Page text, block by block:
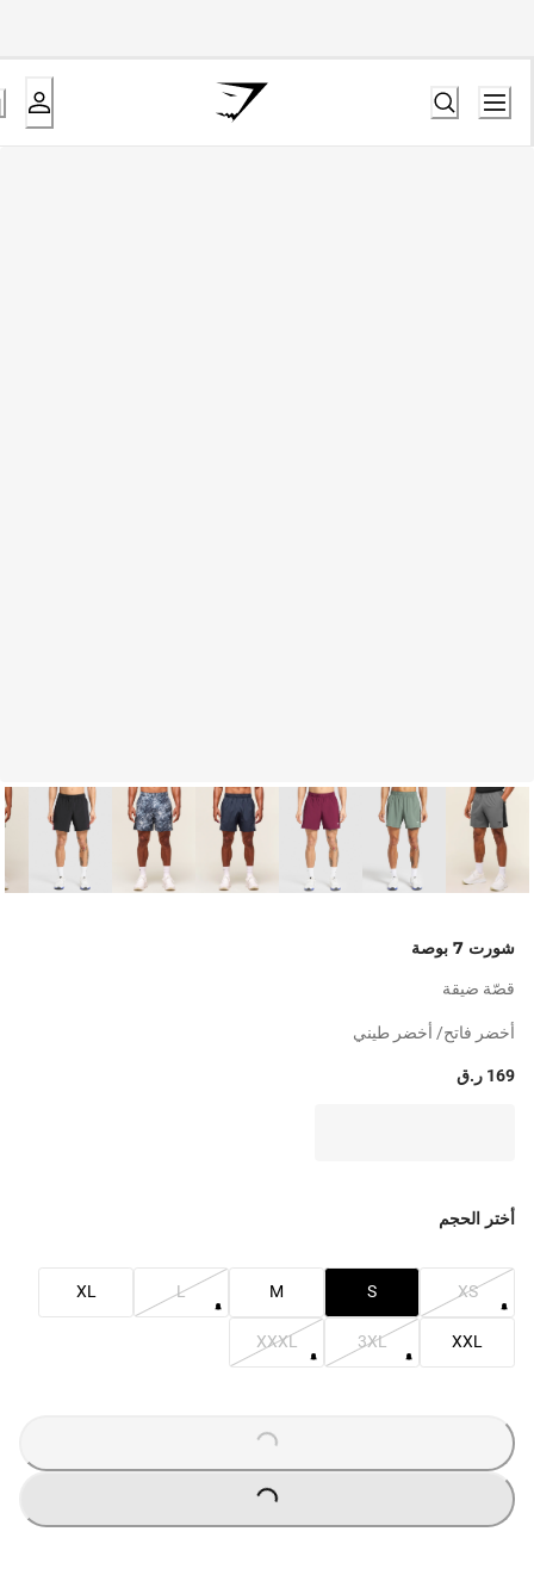
شورت 7 بوصة
قصّة ضيقة
أخضر فاتح/ أخضر طيني
169 ر.ق
أختر الحجم
XS
S
M
L
XL
XXL
3XL
XXXL
L
...
LO
A
D
IN
G
...